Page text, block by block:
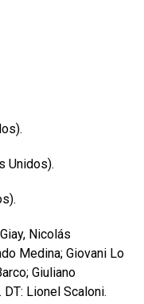
Unidos).
Nicolás
Medina; Giovani Lo
Giuliano
Lionel Scaloni.